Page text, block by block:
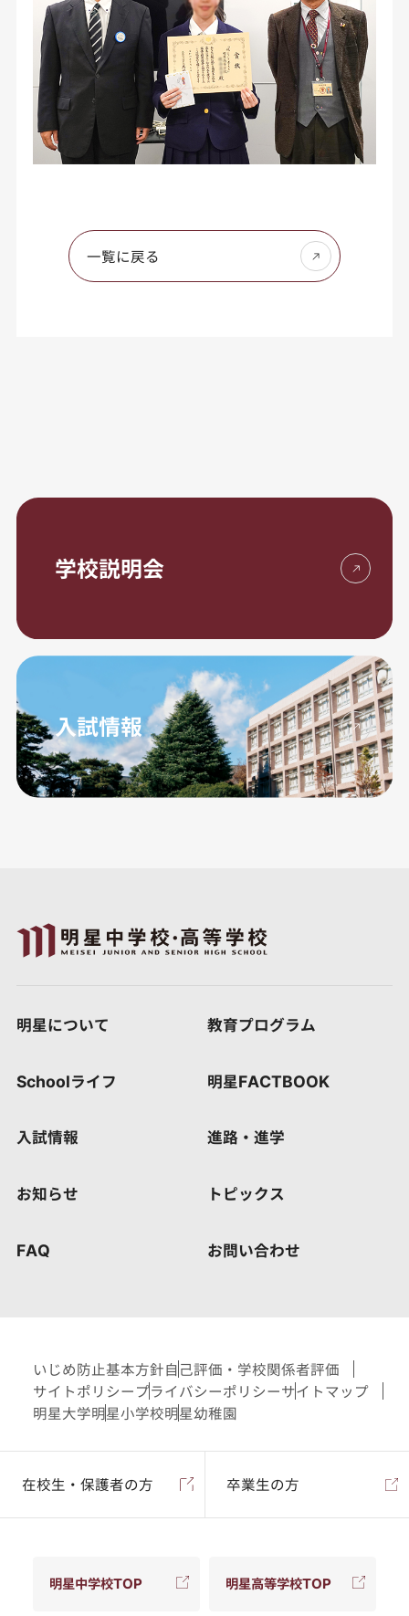
一覧に戻る
学校説明会
入試情報
明星について 教育プログラム
Schoolライフ 明星FACTBOOK
入試情報 進路・進学
お知らせ トピックス
FAQ お問い合わせ
いじめ防止基本方針自己評価・学校関係者評価
サイトポリシー プライバシーポリシーサイトマップ
明星大学明星小学校明星幼稚園
在校生・保護者の方 卒業生の方
明星中学校TOP 明星高等学校TOP